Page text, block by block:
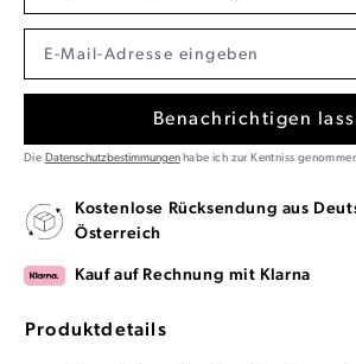
Benachrichtigen
Die Datenschutzbestimmungenhabe ich zur Kentniss
Kostenlose Rücksendung aus
Österreich
Kauf auf Rechnung mit Klarna
Produktdetails